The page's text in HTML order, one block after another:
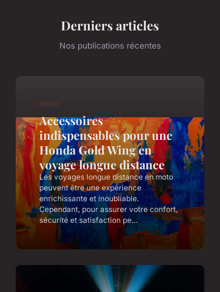
Derniers articles
Nos publications récentes
MOTO
Accessoires
indispensables pour une
Honda Gold Wing en
voyage longue distance
Les voyages longue distance en moto
peuvent être une expérience
enrichissante et inoubliable.
Cependant, pour assurer votre confort,
sécurité et satisfaction pe...